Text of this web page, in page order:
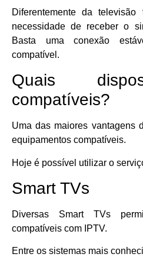
Diferentemente da
necessidade de receber o
Basta uma conexão
compatível.
Quais
compatíveis?
Uma das maiores vantagens
equipamentos compatíveis.
Hoje é possível utilizar o
Smart TVs
Diversas Smart TVs
compatíveis com IPTV.
Entre os sistemas mais